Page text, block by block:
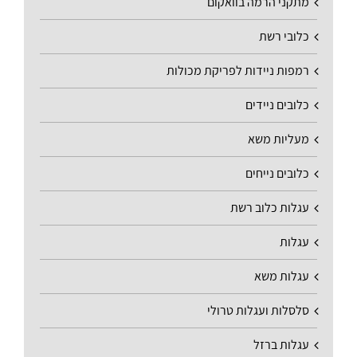
כלובי רשת
רמפות ניידות לפריקת מכולות
כלובים ניידים
מעליות משא
כלובים נייחים
עגלות כלוב רשת
עגלות
עגלות משא
סלסלות ועגלות טרולי
עגלות ברזל